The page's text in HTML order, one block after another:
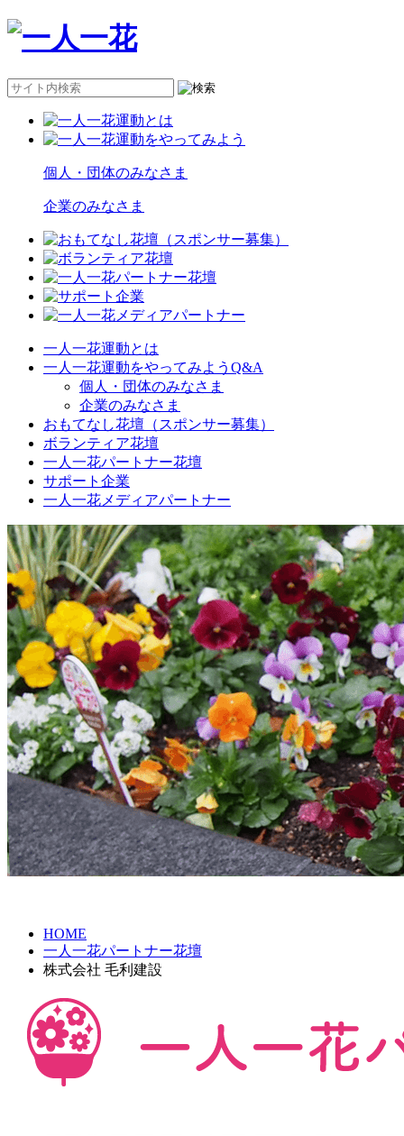
個人・団体のみなさま
企業のみなさま
一人一花運動とは
一人一花運動をやってみようQ&A
個人・団体のみなさま
企業のみなさま
おもてなし花壇（スポンサー募集）
ボランティア花壇
一人一花パートナー花壇
サポート企業
一人一花メディアパートナー
HOME
一人一花パートナー花壇
株式会社 毛利建設